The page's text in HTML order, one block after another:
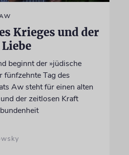
Krieges und der
beginnt der »jüdische
fünfzehnte Tag des
Aw steht für einen alten
der zeitlosen Kraft